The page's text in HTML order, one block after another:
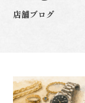
店舗ブログ